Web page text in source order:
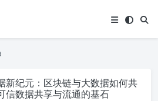
新纪元：区块链与大数据如何共
信数据共享与流通的基石